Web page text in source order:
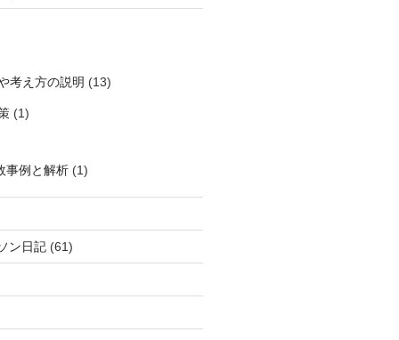
考え方の説明 (13)
(1)
事例と解析(1)
ン日記(61)